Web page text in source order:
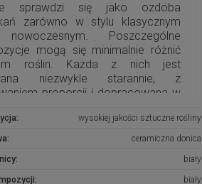
sprawdzi się jako ozdoba
zarówno w stylu klasycznym
Poszczególne
mogą się minimalnie różnić
roślin. Każda z nich jest
niezwykle starannie, z
proporcji i dopracowana w
niedostępności produktu,
wykonać podobną
wysokiej jakości sztuczne rośliny
ceramiczna donica
biały
biały